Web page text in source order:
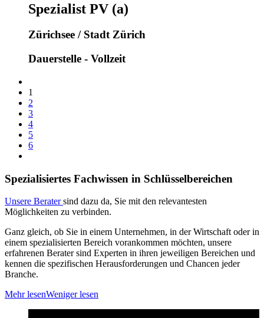
Spezialist PV (a)
Zürichsee / Stadt Zürich
Dauerstelle - Vollzeit
1
2
3
4
5
6
Spezialisiertes Fachwissen in Schlüsselbereichen
Unsere Beratersind dazu da, Sie mit den relevantesten
Möglichkeiten zu verbinden.
Ganz gleich, ob Sie in einem Unternehmen, in der Wirtschaft oder in
einem spezialisierten Bereich vorankommen möchten, unsere
erfahrenen Berater sind Experten in ihren jeweiligen Bereichen und
kennen die spezifischen Herausforderungen und Chancen jeder
Branche.
Mehr lesenWeniger lesen